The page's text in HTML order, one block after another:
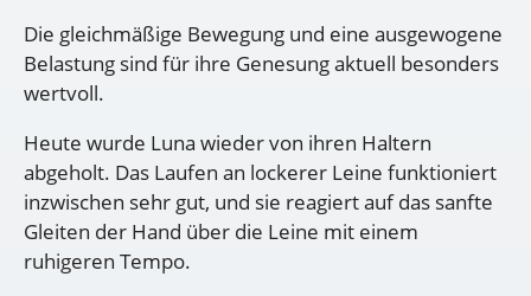
Die gleichmäßige Bewegung und eine ausgewogene
Belastung sind für ihre Genesung aktuell besonders
wertvoll.
Heute wurde Luna wieder von ihren Haltern
abgeholt. Das Laufen an lockerer Leine funktioniert
inzwischen sehr gut, und sie reagiert auf das sanfte
Gleiten der Hand über die Leine mit einem
ruhigeren Tempo.